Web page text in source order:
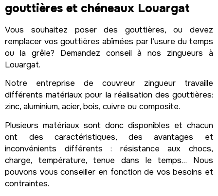
gouttières et chéneaux Louargat
Vous souhaitez poser des gouttières, ou devez
remplacer vos gouttières abîmées par l’usure du temps
ou la grêle? Demandez conseil à nos zingueurs à
Louargat.
Notre entreprise de couvreur zingueur travaille
différents matériaux pour la réalisation des gouttières:
zinc, aluminium, acier, bois, cuivre ou composite.
Plusieurs matériaux sont donc disponibles et chacun
ont des caractéristiques, des avantages et
inconvénients différents : résistance aux chocs,
charge, température, tenue dans le temps… Nous
pouvons vous conseiller en fonction de vos besoins et
contraintes.